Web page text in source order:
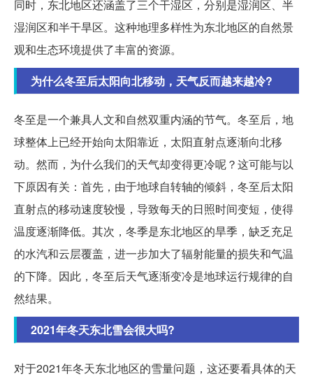
同时，东北地区还涵盖了三个干湿区，分别是湿润区、半
湿润区和半干旱区。这种地理多样性为东北地区的自然景
观和生态环境提供了丰富的资源。
为什么冬至后太阳向北移动，天气反而越来越冷?
冬至是一个兼具人文和自然双重内涵的节气。冬至后，地
球整体上已经开始向太阳靠近，太阳直射点逐渐向北移
动。然而，为什么我们的天气却变得更冷呢？这可能与以
下原因有关：首先，由于地球自转轴的倾斜，冬至后太阳
直射点的移动速度较慢，导致每天的日照时间变短，使得
温度逐渐降低。其次，冬季是东北地区的旱季，缺乏充足
的水汽和云层覆盖，进一步加大了辐射能量的损失和气温
的下降。因此，冬至后天气逐渐变冷是地球运行规律的自
然结果。
2021年冬天东北雪会很大吗?
对于2021年冬天东北地区的雪量问题，这还要看具体的天